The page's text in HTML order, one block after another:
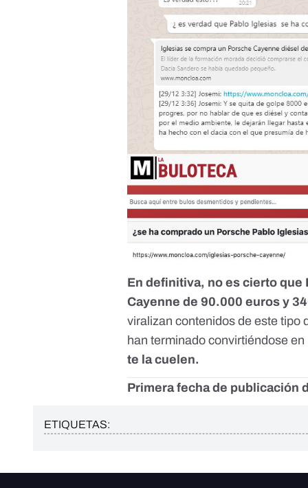
En definitiva, no es cierto que
Cayenne de 90.000 euros y
viralizan contenidos de este tipo
han terminado convirtiéndose
te la cuelen.
Primera fecha de publicación
ETIQUETAS: